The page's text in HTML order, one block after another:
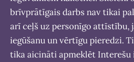
brīvprātīgais darbs nav tikai
arī ceļš uz personīgo attīstību,
iegūšanu un vērtīgu pieredzi.
tika aicināti apmeklēt